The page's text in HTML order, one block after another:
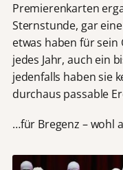
Premierenkarten
Sternstunde, gar
etwas haben für sein
jedes Jahr, auch ein
jedenfalls haben sie
durchaus passable
…für Bregenz – wohl